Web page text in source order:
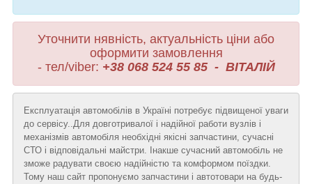
Уточнити нявність, актуальність ціни або
оформити замовлення
- тел/viber: +38 068 524 55 85 - ВІТАЛІЙ
Експлуатація автомобілів в Україні потребує підвищеної уваги
до сервісу..Для довготривалої і надійної работи вузлів і
механізмів автомобіля необхідні якісні запчастини, сучасні
СТО і відповідальні майстри. Інакше сучасний автомобіль не
зможе радувати своєю надійністю та комформом поїздки.
Тому наш сайт пропонуємо запчастини і автотовари на будь-